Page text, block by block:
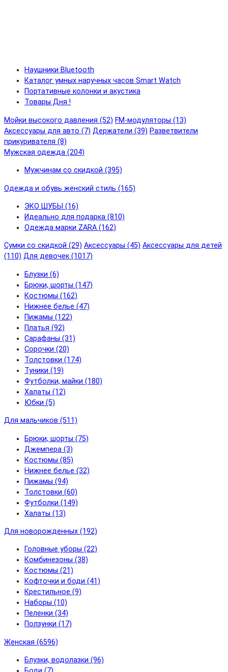
Наушники Bluetooth
Каталог умных наручных часов Smart Watch
Портативные колонки и акустика
Товары Дня !
Мойки высокого давления (52) FM-модуляторы (13)
Аксессуары для авто (7) Держатели (39) Разветвители
прикуривателя (8)
Мужская одежда (204)
Мужчинам со скидкой (395)
Одежда и обувь женский стиль (165)
ЭКО ШУБЫ (16)
Идеально для подарка (810)
Одежда марки ZARA (162)
Сумки со скидкой (29) Аксессуары (45) Аксессуары для детей
(110) Для девочек (1017)
Блузки (6)
Брюки, шорты (147)
Костюмы (162)
Нижнее белье (47)
Пижамы (122)
Платья (92)
Сарафаны (31)
Сорочки (20)
Толстовки (174)
Туники (19)
Футболки, майки (180)
Халаты (12)
Юбки (5)
Для мальчиков (511)
Брюки, шорты (75)
Джемпера (3)
Костюмы (85)
Нижнее белье (32)
Пижамы (94)
Толстовки (60)
Футболки (149)
Халаты (13)
Для новорожденных (192)
Головные уборы (22)
Комбинезоны (38)
Костюмы (21)
Кофточки и боди (41)
Крестильное (9)
Наборы (10)
Пеленки (34)
Ползунки (17)
Женская (6596)
Блузки, водолазки (96)